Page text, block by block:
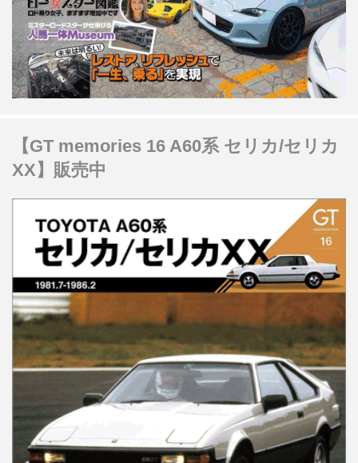
【GT memories 16 A60系 セリカ/セリカ
XX】販売中